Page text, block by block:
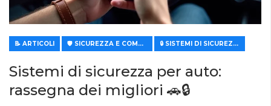
📝 ARTICOLI 🛡️ SICUREZZA E COMFORT 🔒 SISTEMI DI SICUREZZA E PROTEZIONE
Sistemi di sicurezza per auto:
rassegna dei migliori 🚗🔒